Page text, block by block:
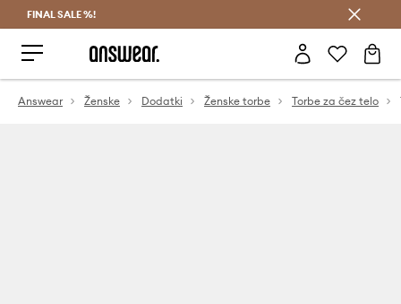
FINAL SALE %!
Answear Ženske Dodatki Ženske torbe Torbe za čez telo